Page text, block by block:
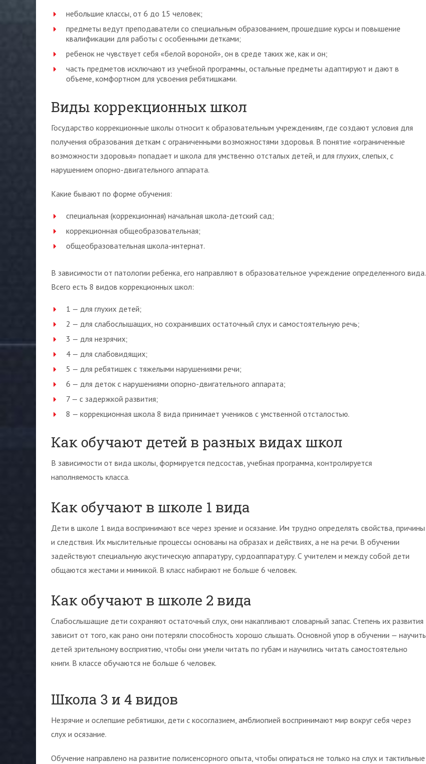
небольшие классы, от 6 до 15 человек;
предметы ведут преподаватели со специальным образованием, прошедшие курсы и повышение
квалификации для работы с особенными детками;
ребенок не чувствует себя «белой вороной», он в среде таких же, как и он;
часть предметов исключают из учебной программы, остальные предметы адаптируют и дают в
объеме, комфортном для усвоения ребятишками.
Виды коррекционных школ
Государство коррекционные школы относит к образовательным учреждениям, где создают условия для
получения образования деткам с ограниченными возможностями здоровья. В понятие «ограниченные
возможности здоровья» попадает и школа для умственно отсталых детей, и для глухих, слепых, с
нарушением опорно-двигательного аппарата.
Какие бывают по форме обучения:
специальная (коррекционная) начальная школа-детский сад;
коррекционная общеобразовательная;
общеобразовательная школа-интернат.
В зависимости от патологии ребенка, его направляют в образовательное учреждение определенного вида.
Всего есть 8 видов коррекционных школ:
1 — для глухих детей;
2 — для слабослышащих, но сохранивших остаточный слух и самостоятельную речь;
3 — для незрячих;
4 — для слабовидящих;
5 — для ребятишек с тяжелыми нарушениями речи;
6 — для деток с нарушениями опорно-двигательного аппарата;
7 — с задержкой развития;
8 — коррекционная школа 8 вида принимает учеников с умственной отсталостью.
Как обучают детей в разных видах школ
В зависимости от вида школы, формируется педсостав, учебная программа, контролируется
наполняемость класса.
Как обучают в школе 1 вида
Дети в школе 1 вида воспринимают все через зрение и осязание. Им трудно определять свойства, причины
и следствия. Их мыслительные процессы основаны на образах и действиях, а не на речи. В обучении
задействуют специальную акустическую аппаратуру, сурдоаппаратуру. С учителем и между собой дети
общаются жестами и мимикой. В класс набирают не больше 6 человек.
Как обучают в школе 2 вида
Слабослышащие дети сохраняют остаточный слух, они накапливают словарный запас. Степень их развития
зависит от того, как рано они потеряли способность хорошо слышать. Основной упор в обучении — научить
детей зрительному восприятию, чтобы они умели читать по губам и научились читать самостоятельно
книги. В классе обучаются не больше 6 человек.
Школа 3 и 4 видов
Незрячие и ослепшие ребятишки, дети с косоглазием, амблиопией воспринимают мир вокруг себя через
слух и осязание.
Обучение направлено на развитие полисенсорного опыта, чтобы опираться не только на слух и тактильные